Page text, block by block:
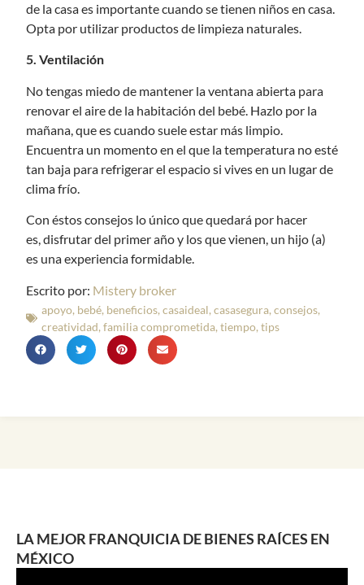
de la casa es importante cuando se tienen niños en casa.
Opta por utilizar productos de limpieza naturales.
5. Ventilación
No tengas miedo de mantener la ventana abierta para
renovar el aire de la habitación del bebé. Hazlo por la
mañana, que es cuando suele estar más limpio.
Encuentra un momento en el que la temperatura no esté
tan baja para refrigerar el espacio si vives en un lugar de
clima frío.
Con éstos consejos lo único que quedará por hacer
es, disfrutar del primer año y los que vienen, un hijo (a)
es una experiencia formidable.
Mistery broker
apoyo, bebé, beneficios, casaideal, casasegura, consejos,
creatividad, familia comprometida, tiempo, tips
LA MEJOR FRANQUICIA DE BIENES RAÍCES EN
MÉXICO